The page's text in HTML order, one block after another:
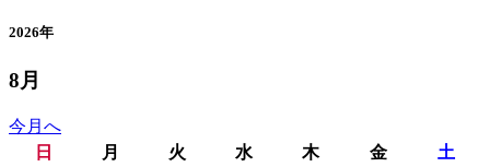
2026年
8月
今月へ
日
月 火 水 木 金
土